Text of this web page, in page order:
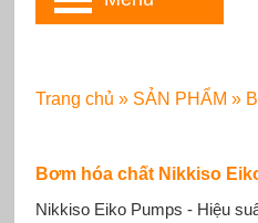
Bơm hóa chất Nikkiso
Nikkiso Eiko Pumps - Hiệu
Trang chủ » SẢN PHẨM »